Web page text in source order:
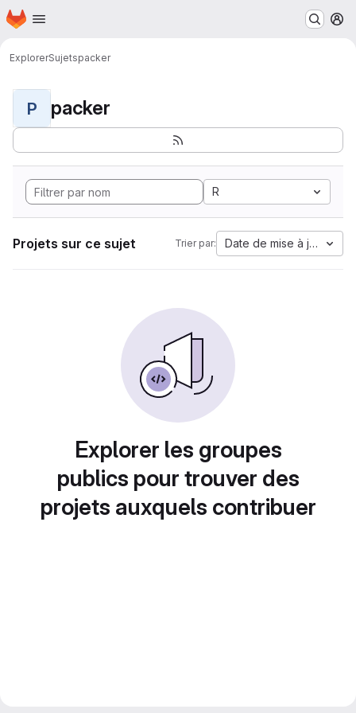
Passer au contenu principal
Page d'accueil
ExplorerSujetspacker
P packer
R
Projets sur ce sujet Trier par: Date de mise à jour
Explorer les groupes
publics pour trouver des
projets auxquels contribuer